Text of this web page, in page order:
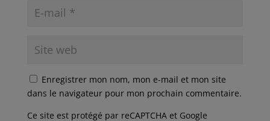
Enregistrer mon nom, mon e-mail et mon site
dans le navigateur pour mon prochain commentaire.
Ce site est protégé par reCAPTCHA et Google